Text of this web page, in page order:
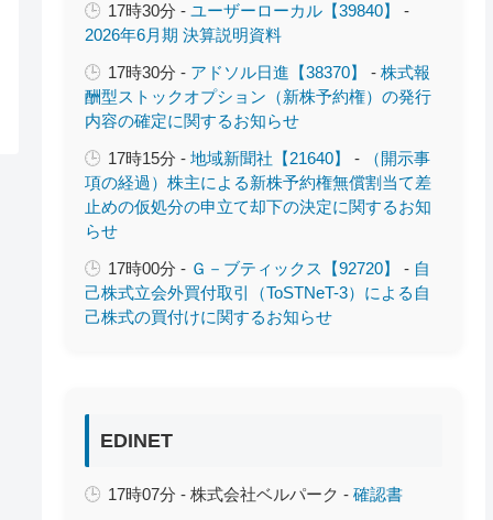
17時30分 -ユーザーローカル【39840】
-
2026年6月期 決算説明資料
17時30分 - アドソル日進【38370】 -株式報
酬型ストックオプション（新株予約権）の発行
内容の確定に関するお知らせ
17時15分 -地域新聞社【21640】 -
（開示事
項の経過）株主による新株予約権無償割当て差
止めの仮処分の申立て却下の決定に関するお知
らせ
17時00分 - Ｇ－ブティックス【92720】 - 自
己株式立会外買付取引（ToSTNeT-3）による自
己株式の買付けに関するお知らせ
EDINET
17時07分 - 株式会社ベルパーク -確認書